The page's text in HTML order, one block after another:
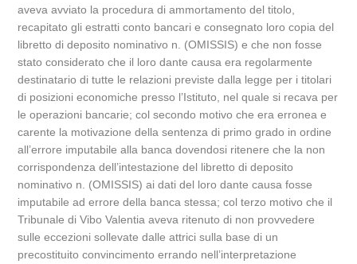
aveva avviato la procedura di ammortamento del titolo,
recapitato gli estratti conto bancari e consegnato loro copia del
libretto di deposito nominativo n. (OMISSIS) e che non fosse
stato considerato che il loro dante causa era regolarmente
destinatario di tutte le relazioni previste dalla legge per i titolari
di posizioni economiche presso l’Istituto, nel quale si recava per
le operazioni bancarie; col secondo motivo che era erronea e
carente la motivazione della sentenza di primo grado in ordine
all’errore imputabile alla banca dovendosi ritenere che la non
corrispondenza dell’intestazione del libretto di deposito
nominativo n. (OMISSIS) ai dati del loro dante causa fosse
imputabile ad errore della banca stessa; col terzo motivo che il
Tribunale di Vibo Valentia aveva ritenuto di non provvedere
sulle eccezioni sollevate dalle attrici sulla base di un
precostituito convincimento errando nell’interpretazione